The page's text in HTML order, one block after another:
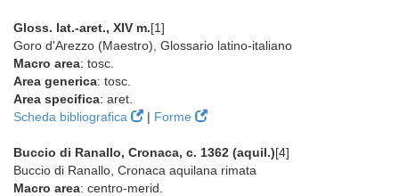
Gloss. lat.-aret., XIV m.[1]
Goro d'Arezzo (Maestro), Glossario latino-italiano
Macro area: tosc.
Area generica: tosc.
Area specifica: aret.
Scheda bibliografica
| Forme
Buccio di Ranallo, Cronaca, c. 1362 (aquil.)[4]
Buccio di Ranallo, Cronaca aquilana rimata
Macro area: centro-merid.